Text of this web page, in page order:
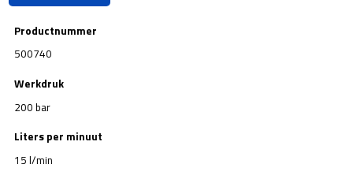
Productnummer
500740
Werkdruk
200 bar
Liters per minuut
15 l/min